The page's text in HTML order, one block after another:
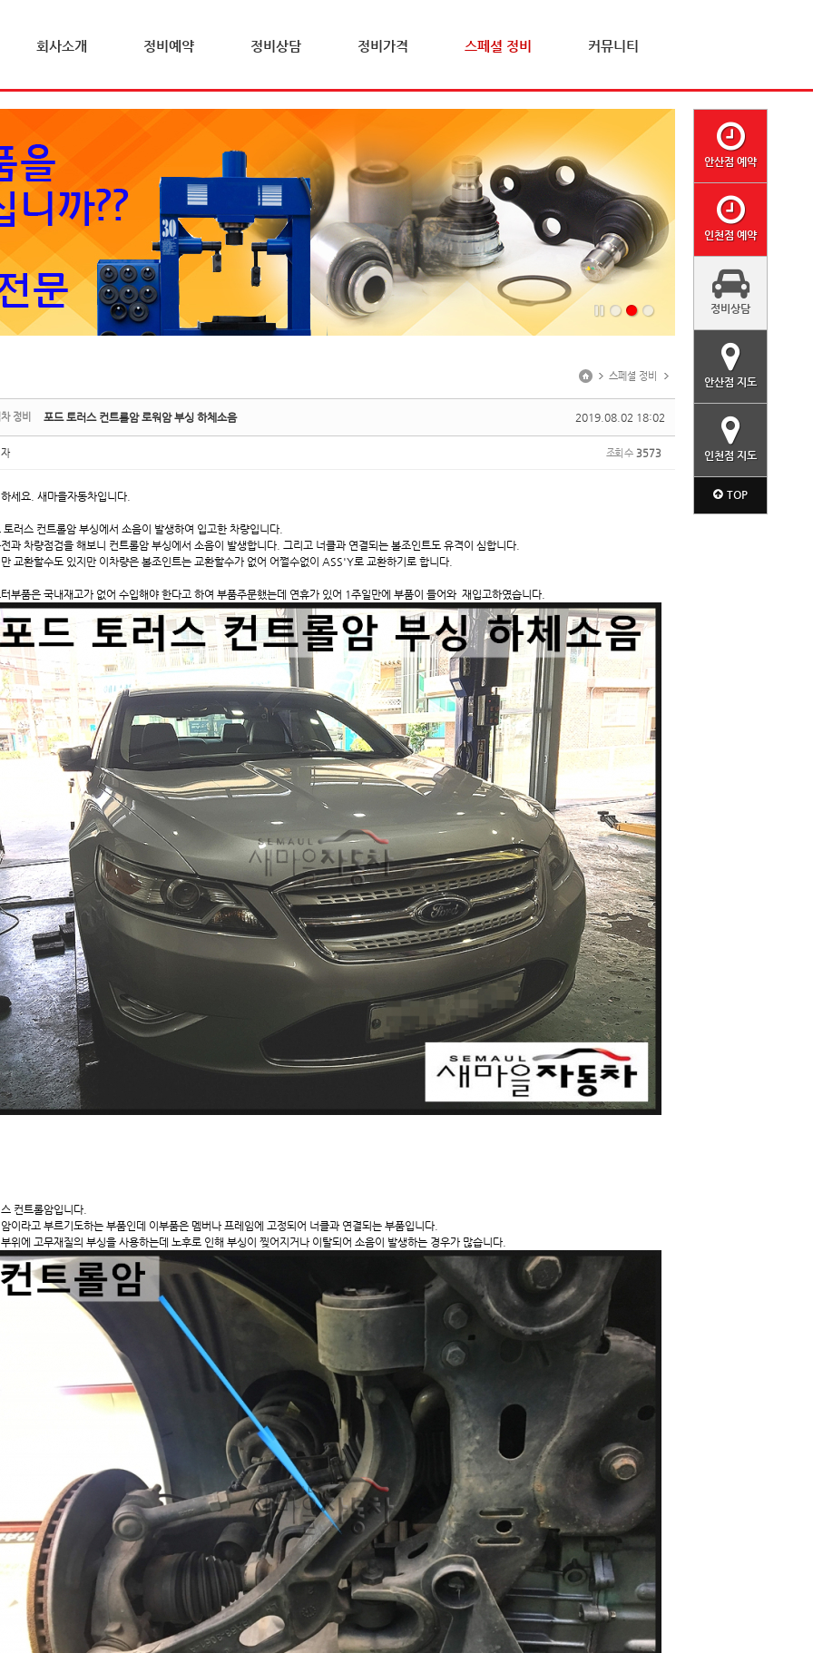
회사소개 정비예약 정비상담 정비가격 스페셜 정비 커뮤니티
스페셜 정비
정비 2019.08.02 18:02
포드 토러스 컨트롤암 로워암 부싱 하체소음
조회 수 3573
세요. 새마을자동차입니다.
토러스 컨트롤암 부싱에서 소음이 발생하여 입고한 차량입니다.
과 차량점검을 해보니 컨트롤암 부싱에서 소음이 발생합니다. 그리고 너클과 연결되는 볼조인트도 유격이 심합니다.
교환할수도 있지만 이차량은 볼조인트는 교환할수가 없어 어쩔수없이 ASS'Y로 교환하기로 합니다.
부품은 국내재고가 없어 수입해야 한다고 하여 부품주문했는데 연휴가 있어 1주일만에 부품이 들어와 재입고하였습니다.
컨트롤암입니다.
이라고 부르기도하는 부품인데 이부품은 멤버나 프레임에 고정되어 너클과 연결되는 부품입니다.
위에 고무재질의 부싱을 사용하는데 노후로 인해 부싱이 찢어지거나 이탈되어 소음이 발생하는 경우가 많습니다.
안산점 예약
인천점 예약
정비상담
안산점 지도
인천점 지도
TOP